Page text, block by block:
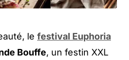
le festival Euphoria
Bouffe, un festin XXL